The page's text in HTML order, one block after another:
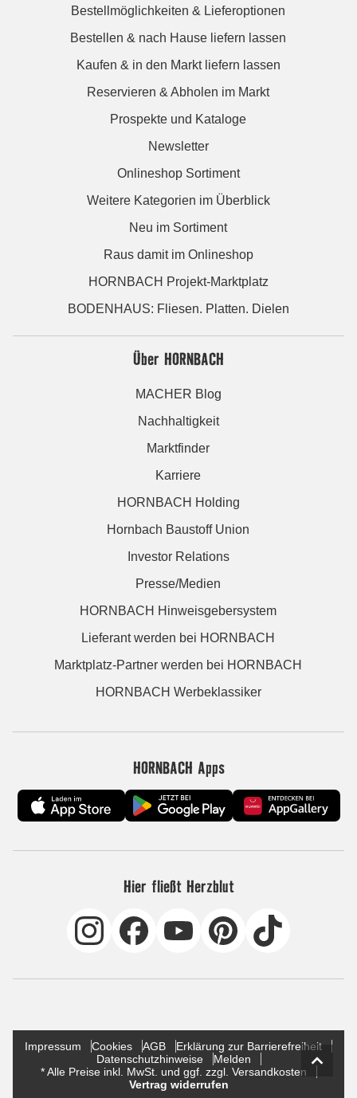
Bestellmöglichkeiten & Lieferoptionen
Bestellen & nach Hause liefern lassen
Kaufen & in den Markt liefern lassen
Reservieren & Abholen im Markt
Prospekte und Kataloge
Newsletter
Onlineshop Sortiment
Weitere Kategorien im Überblick
Neu im Sortiment
Raus damit im Onlineshop
HORNBACH Projekt-Marktplatz
BODENHAUS: Fliesen. Platten. Dielen
Über HORNBACH
MACHER Blog
Nachhaltigkeit
Marktfinder
Karriere
HORNBACH Holding
Hornbach Baustoff Union
Investor Relations
Presse/Medien
HORNBACH Hinweisgebersystem
Lieferant werden bei HORNBACH
Marktplatz-Partner werden bei HORNBACH
HORNBACH Werbeklassiker
HORNBACH Apps
Hier fließt Herzblut
Impressum Cookies AGB
Erklärung zur Barrierefreiheit
Datenschutzhinweise
Melden
* Alle Preise inkl. MwSt. und ggf. zzgl. Versandkosten
Vertrag widerrufen